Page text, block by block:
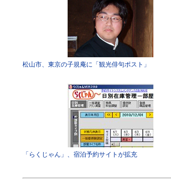
松山市、東京の子規庵に「観光俳句ポスト」
「らくじゃん」、宿泊予約サイトが拡充